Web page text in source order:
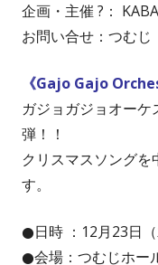
企画・主催 ?：
お問い合せ：つむじ
《Gajo Gajo
ガジョガジョオー
弾！！
クリスマスソングを
す。
●日時 ：12月23日
●会場：つむじホー